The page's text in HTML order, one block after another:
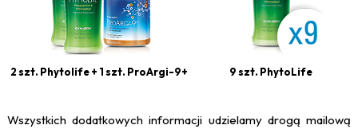
2 szt. Phytolife + 1 szt. ProArgi-9+ 9 szt. PhytoLife
Wszystkich dodatkowych informacji udzielamy drogą mailową